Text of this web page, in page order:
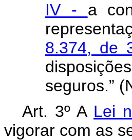
IV - a
8.374, de
seguros.”
Art. 3º A Lei
vigorar com as